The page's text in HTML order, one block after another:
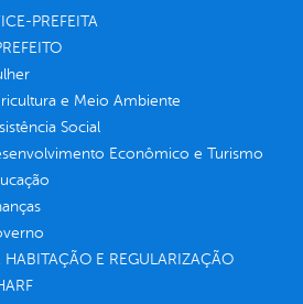
PREFEITA
e Meio Ambiente
Social
Econômico e Turismo
HABITAÇÃO E REGULARIZAÇÃO